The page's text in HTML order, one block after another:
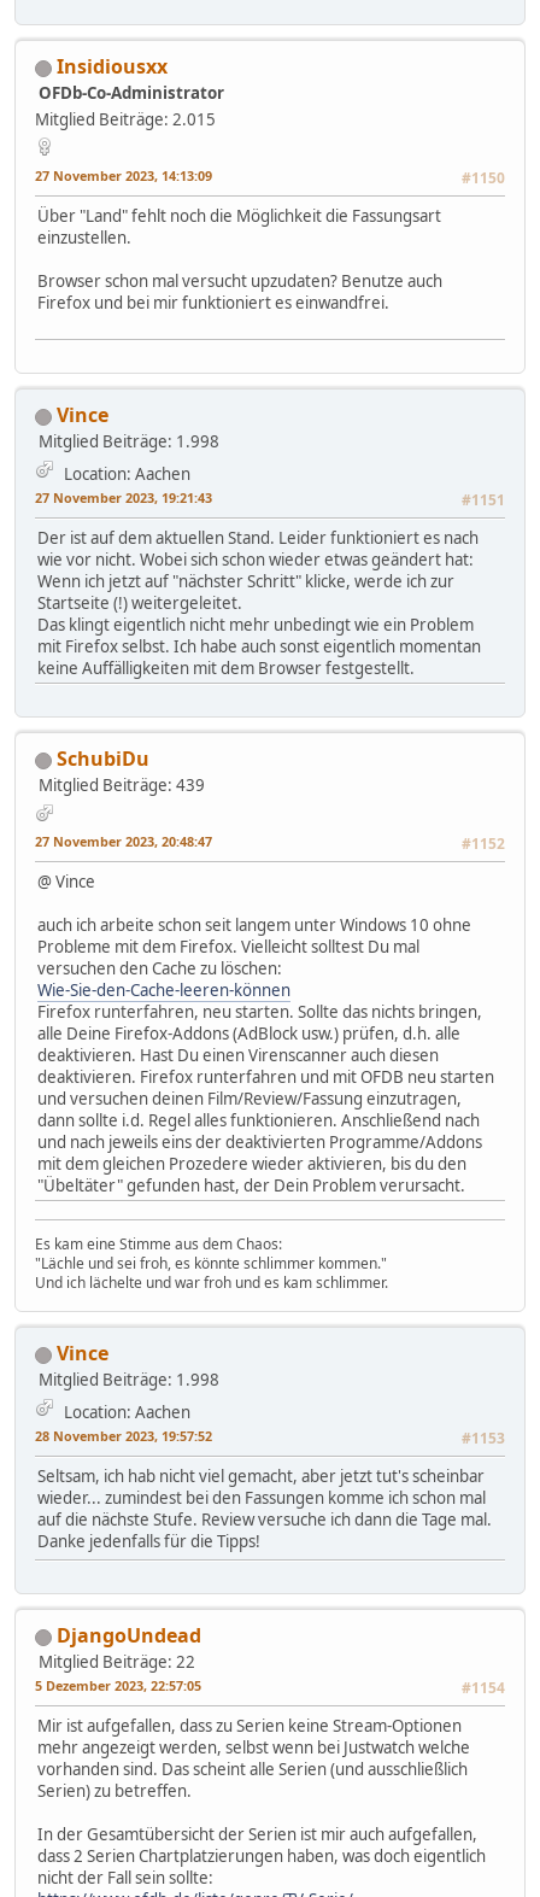
Insidiousxx
OFDb-Co-Administrator
Mitglied Beiträge: 2.015
27 November 2023, 14:13:09 #1150
Über "Land" fehlt noch die Möglichkeit die Fassungsart
einzustellen.
Browser schon mal versucht upzudaten? Benutze auch
Firefox und bei mir funktioniert es einwandfrei.
Vince
Mitglied Beiträge: 1.998
Location: Aachen
27 November 2023, 19:21:43 #1151
Der ist auf dem aktuellen Stand. Leider funktioniert es nach
wie vor nicht. Wobei sich schon wieder etwas geändert hat:
Wenn ich jetzt auf "nächster Schritt" klicke, werde ich zur
Startseite (!) weitergeleitet.
Das klingt eigentlich nicht mehr unbedingt wie ein Problem
mit Firefox selbst. Ich habe auch sonst eigentlich momentan
keine Auffälligkeiten mit dem Browser festgestellt.
SchubiDu
Mitglied Beiträge: 439
27 November 2023, 20:48:47 #1152
@ Vince
auch ich arbeite schon seit langem unter Windows 10 ohne
Probleme mit dem Firefox. Vielleicht solltest Du mal
versuchen den Cache zu löschen:
Wie-Sie-den-Cache-leeren-können
Firefox runterfahren, neu starten. Sollte das nichts bringen,
alle Deine Firefox-Addons (AdBlock usw.) prüfen, d.h. alle
deaktivieren. Hast Du einen Virenscanner auch diesen
deaktivieren. Firefox runterfahren und mit OFDB neu starten
und versuchen deinen Film/Review/Fassung einzutragen,
dann sollte i.d. Regel alles funktionieren. Anschließend nach
und nach jeweils eins der deaktivierten Programme/Addons
mit dem gleichen Prozedere wieder aktivieren, bis du den
"Übeltäter" gefunden hast, der Dein Problem verursacht.
Es kam eine Stimme aus dem Chaos:
"Lächle und sei froh, es könnte schlimmer kommen."
Und ich lächelte und war froh und es kam schlimmer.
Vince
Mitglied Beiträge: 1.998
Location: Aachen
28 November 2023, 19:57:52 #1153
Seltsam, ich hab nicht viel gemacht, aber jetzt tut's scheinbar
wieder... zumindest bei den Fassungen komme ich schon mal
auf die nächste Stufe. Review versuche ich dann die Tage mal.
Danke jedenfalls für die Tipps!
DjangoUndead
Mitglied Beiträge: 22
5 Dezember 2023, 22:57:05 #1154
Mir ist aufgefallen, dass zu Serien keine Stream-Optionen
mehr angezeigt werden, selbst wenn bei Justwatch welche
vorhanden sind. Das scheint alle Serien (und ausschließlich
Serien) zu betreffen.
In der Gesamtübersicht der Serien ist mir auch aufgefallen,
dass 2 Serien Chartplatzierungen haben, was doch eigentlich
nicht der Fall sein sollte: